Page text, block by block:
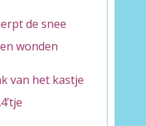
de snee
wonden
van het kastje